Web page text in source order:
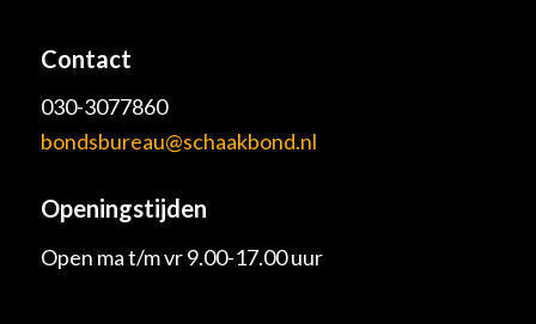
Contact
030-3077860
bondsbureau@schaakbond.nl
Openingstijden
Open ma t/m vr 9.00-17.00 uur